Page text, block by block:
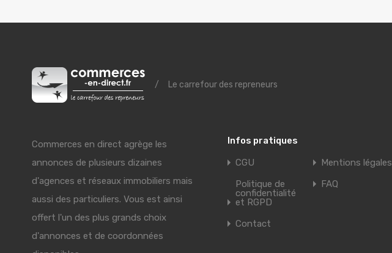
/ Le carrefour des repreneurs
Commerces en direct agrège les
annonces de plusieurs dizaines
d'agences et réseaux immobiliers mais
aussi des particuliers. Vous est ainsi
offert l'un des plus grands choix
d'annonces et de coordonnées
Infos pratiques
CGU
Mentions légales
Politique de
confidentialité
et RGPD
FAQ
Contact